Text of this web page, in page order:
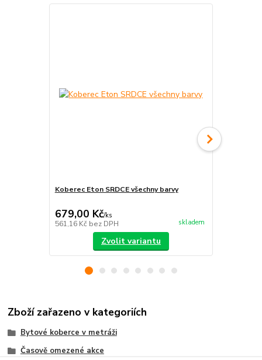
Koberec Eton SRDCE všechny barvy
679,00 Kč/ks
561,16 Kč bez DPH skladem
Zvolit variantu
Zboží zařazeno v kategoriích
Bytové koberce v metráži
Časově omezené akce